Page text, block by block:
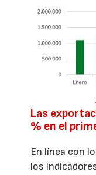
Las
% en el
En línea con
los